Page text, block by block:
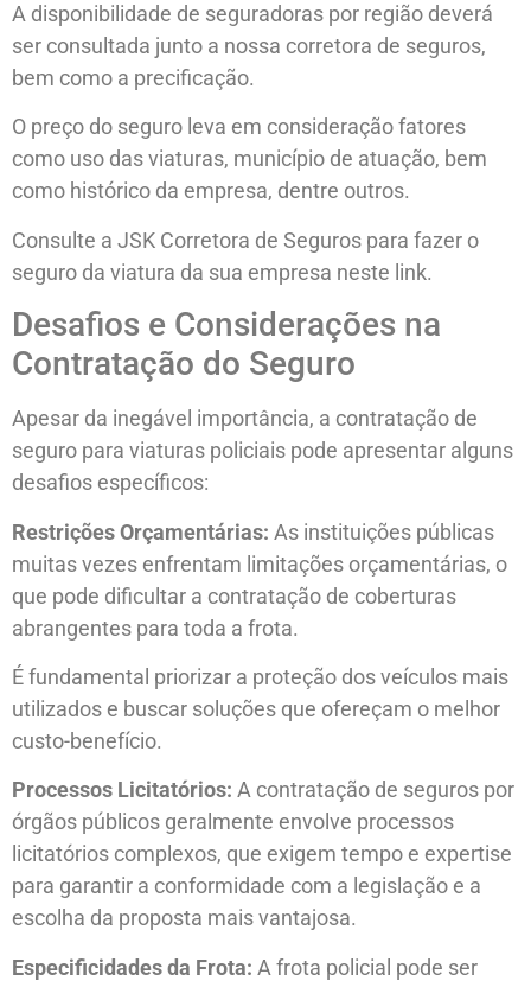
A disponibilidade de seguradoras por região deverá
ser consultada junto a nossa corretora de seguros,
bem como a precificação.
O preço do seguro leva em consideração fatores
como uso das viaturas, município de atuação, bem
como histórico da empresa, dentre outros.
Consulte a JSK Corretora de Seguros para fazer o
seguro da viatura da sua empresa neste link.
Desafios e Considerações na
Contratação do Seguro
Apesar da inegável importância, a contratação de
seguro para viaturas policiais pode apresentar alguns
desafios específicos:
Restrições Orçamentárias: As instituições públicas
muitas vezes enfrentam limitações orçamentárias, o
que pode dificultar a contratação de coberturas
abrangentes para toda a frota.
É fundamental priorizar a proteção dos veículos mais
utilizados e buscar soluções que ofereçam o melhor
custo-benefício.
Processos Licitatórios: A contratação de seguros por
órgãos públicos geralmente envolve processos
licitatórios complexos, que exigem tempo e expertise
para garantir a conformidade com a legislação e a
escolha da proposta mais vantajosa.
Especificidades da Frota: A frota policial pode ser